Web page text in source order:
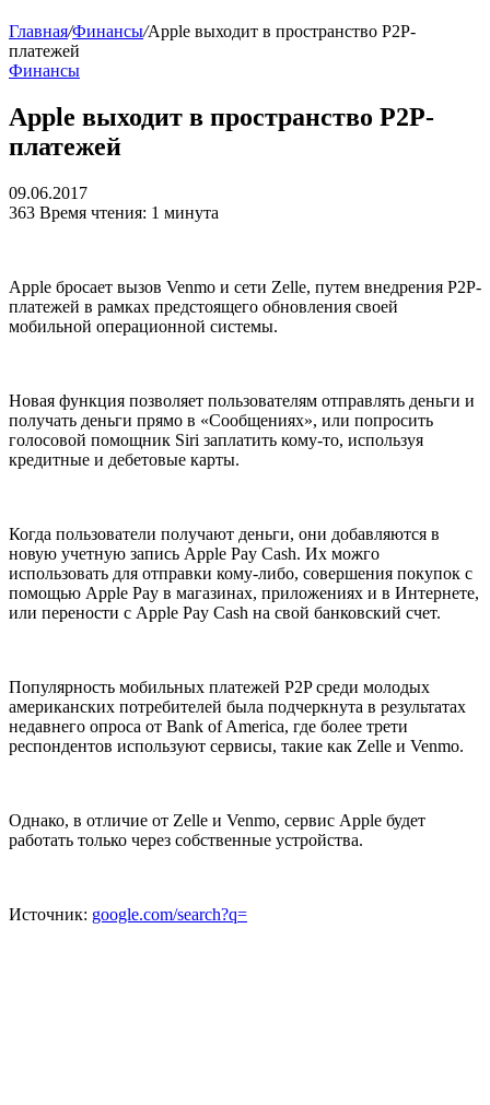
Главная/Финансы/Apple выходит в пространство P2P-
платежей
Финансы
Apple выходит в пространство P2P-
платежей
09.06.2017
363 Время чтения: 1 минута
Apple бросает вызов Venmo и сети Zelle, путем внедрения P2P-
платежей в рамках предстоящего обновления своей
мобильной операционной системы.
Новая функция позволяет пользователям отправлять деньги и
получать деньги прямо в «Сообщениях», или попросить
голосовой помощник Siri заплатить кому-то, используя
кредитные и дебетовые карты.
Когда пользователи получают деньги, они добавляются в
новую учетную запись Apple Pay Cash. Их можго
использовать для отправки кому-либо, совершения покупок с
помощью Apple Pay в магазинах, приложениях и в Интернете,
или перености с Apple Pay Cash на свой банковский счет.
Популярность мобильных платежей P2P среди молодых
американских потребителей была подчеркнута в результатах
недавнего опроса от Bank of America, где более трети
респондентов используют сервисы, такие как Zelle и Venmo.
Однако, в отличие от Zelle и Venmo, сервис Apple будет
работать только через собственные устройства.
Источник: google.com/search?q=